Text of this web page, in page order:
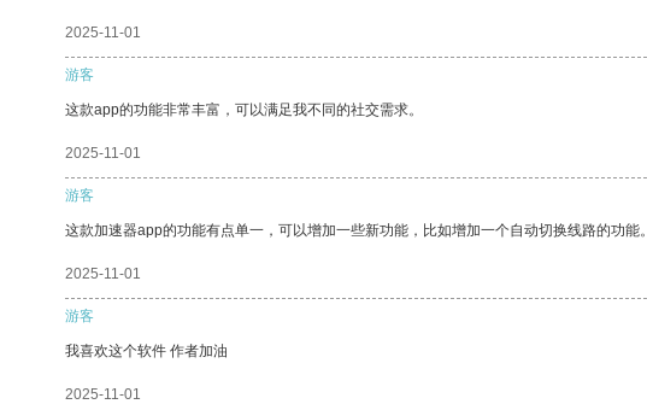
2025-11-01
游客
这款app的功能非常丰富，可以满足我不同的社交需求。
2025-11-01
游客
这款加速器app的功能有点单一，可以增加一些新功能，比如增加一个自动切换线路的功能。
2025-11-01
游客
我喜欢这个软件 作者加油
2025-11-01